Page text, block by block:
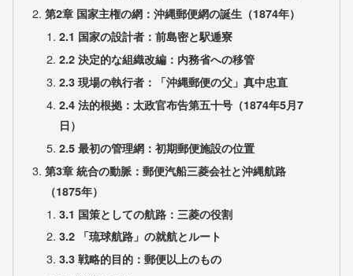
第2章 国家主権の網：沖縄郵便網の誕生（1874年）
2.1 国家の設計者：前島密と駅逓寮
2.2 決定的な組織改編：内務省への移管
2.3 現場の執行者：「沖縄郵便の父」真中忠直
2.4 法的根拠：太政官布告第五十号（1874年5月7
日）
2.5 最初の管理網：初期郵便施設の位置
第3章 統合の動脈：郵便汽船三菱会社と沖縄航路
（1875年）
3.1 国策としての航路：三菱の役割
3.2 「琉球航路」の就航とルート
3.3 戦略的目的：郵便以上のもの